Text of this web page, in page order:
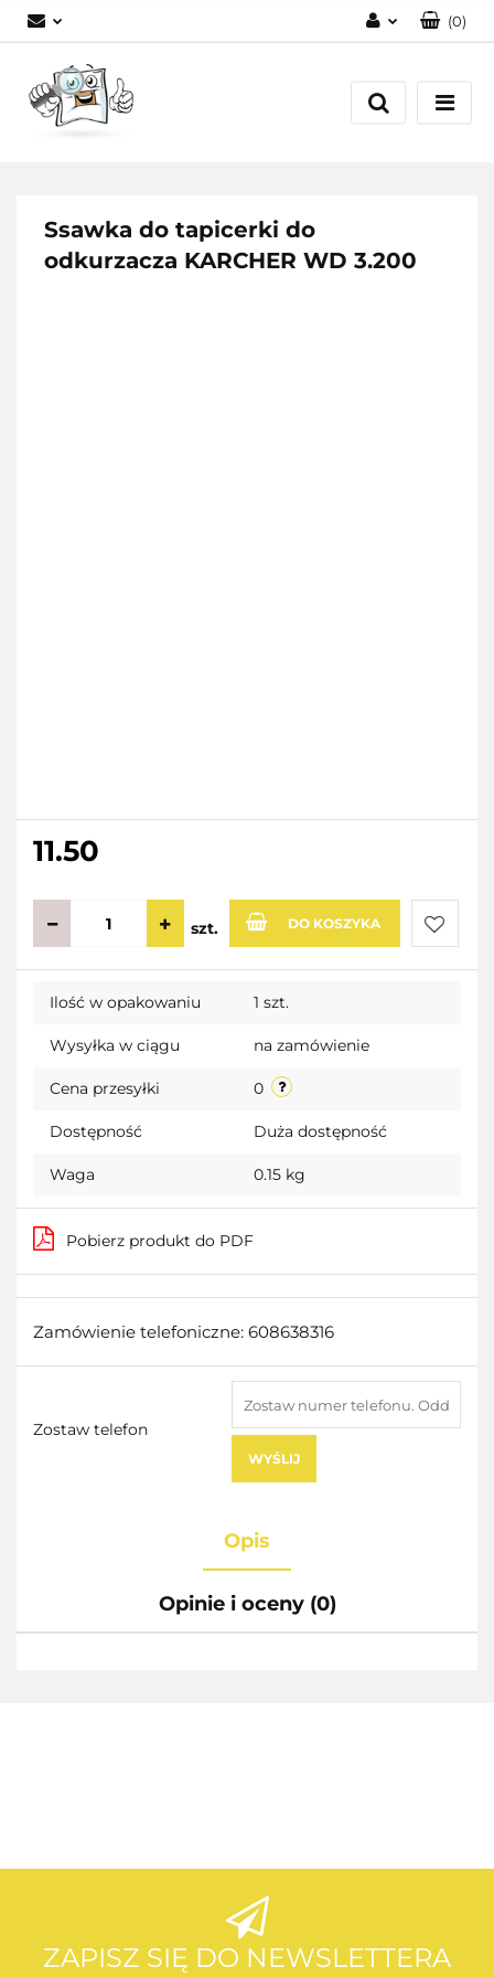
Zarejestruj się
(0)
Ssawka do tapicerki do
odkurzacza KARCHER WD 3.200
11.50
szt. DO KOSZYKA
Do
Ilość w opakowaniu 1 szt.
Wysyłka w ciągu na zamówienie
Cena przesyłki 0
Dostępność Duża dostępność
Waga 0.15 kg
Pobierz produkt do PDF
Zamówienie telefoniczne: 608638316
Zostaw telefon
WYŚLIJ
Opis
Opinie i oceny (0)
AEG
ZAPISZ SIĘ DO NEWSLETTERA